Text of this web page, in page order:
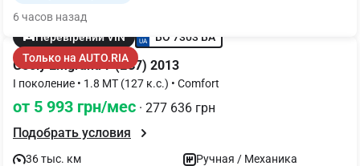
6 часов назад
Перевірений VIN
BO 7303 BA
Только на AUTO.RIA
Geely Emgrand 7 (EC7) 2013
I поколение • 1.8 MT (127 к.с.) • Comfort
от 5 993 грн/мес · 277 636 грн
Подобрать условия
36 тыс. км
Ручная / Механика